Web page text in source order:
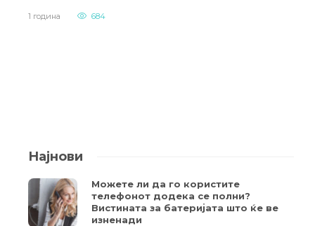
1 година 684
Најнови
Можете ли да го користите
телефонот додека се полни?
Вистината за батеријата што ќе ве
изненади